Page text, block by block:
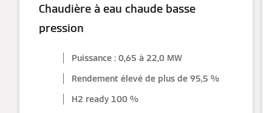
Chaudière à eau chaude basse
pression
Puissance : 0,65 à 22,0 MW
Rendement élevé de plus de 95,5 %
H2 ready 100 %